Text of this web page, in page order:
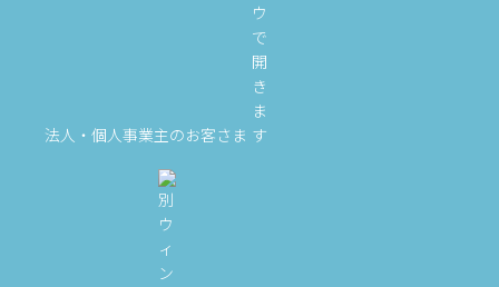
法人・個人事業主のお客さま